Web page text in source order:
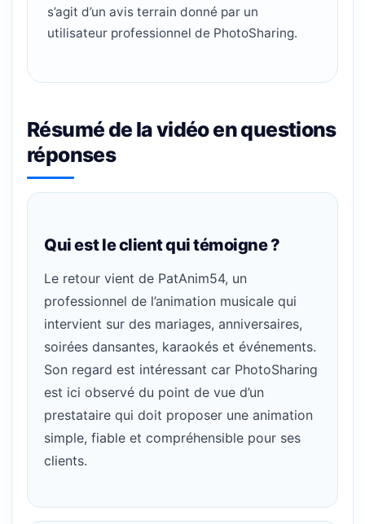
s’agit d’un avis terrain donné par un
utilisateur professionnel de PhotoSharing.
Résumé de la vidéo en questions
réponses
Qui est le client qui témoigne ?
Le retour vient de PatAnim54, un
professionnel de l’animation musicale qui
intervient sur des mariages, anniversaires,
soirées dansantes, karaokés et événements.
Son regard est intéressant car PhotoSharing
est ici observé du point de vue d’un
prestataire qui doit proposer une animation
simple, fiable et compréhensible pour ses
clients.